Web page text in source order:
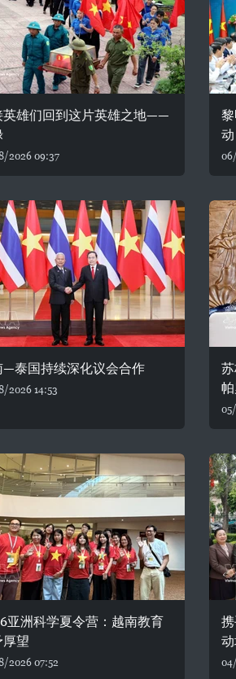
英雄们回到这片英雄之地——
2026 09:37
—泰国持续深化议会合作
2026 14:53
亚洲科学夏令营：越南教育
望
2026 07:52